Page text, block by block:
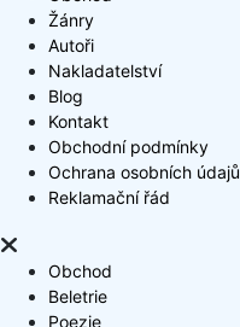
Žánry
Autoři
Nakladatelství
Blog
Kontakt
Obchodní podmínky
Ochrana osobních údajů
Reklamační řád
Obchod
Beletrie
Poezie